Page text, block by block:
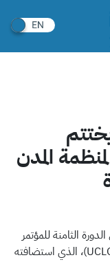
المدن
الثامنة للمؤتمر
العالمي لمنظمة المدن والحكومات المحلية المتحدة (UCLG)، الذي استضافته